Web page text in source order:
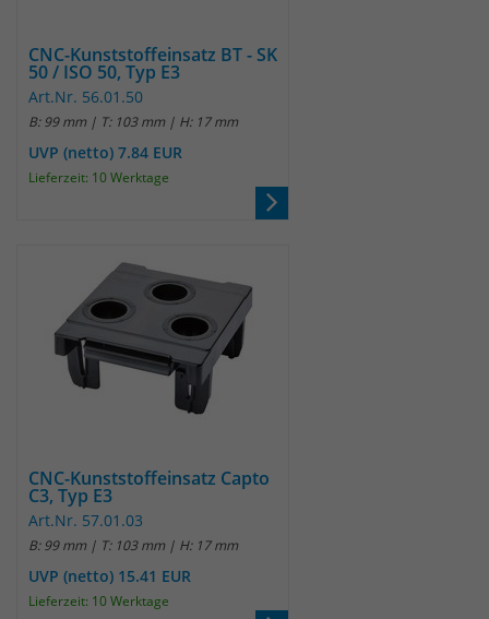
CNC-Kunststoffeinsatz BT - SK
50 / ISO 50, Typ E3
Art.Nr. 56.01.50
B: 99 mm | T: 103 mm | H: 17 mm
UVP (netto) 7.84 EUR
Lieferzeit: 10 Werktage
CNC-Kunststoffeinsatz Capto
C3, Typ E3
Art.Nr. 57.01.03
B: 99 mm | T: 103 mm | H: 17 mm
UVP (netto) 15.41 EUR
Lieferzeit: 10 Werktage
sind damit externen Unternehmen
unzugänglich.
Name _pk_ref
Das Cookie wird von Matomo
instralliert. Das Cookie wird verwendet,
um Besucher-, Sitzungs- und
Kampagnendaten zu berechnen und
die Nutzung der Website für den
Analysebericht der Website zu
eine randoly generierte Nummer zu,
auf unserem Server gespeichert und
sind damit externen Unternehmen
unzugänglich.